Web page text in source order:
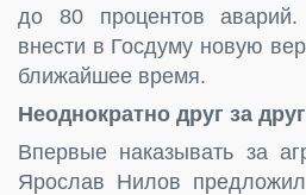
до 80 процентов
внести в Госдуму новую
ближайшее время.
Неоднократно друг за
Впервые наказывать за
Ярослав Нилов